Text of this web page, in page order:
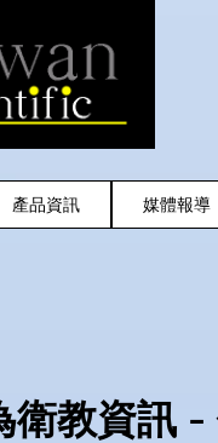
產品資訊 媒體報導
衛教資訊